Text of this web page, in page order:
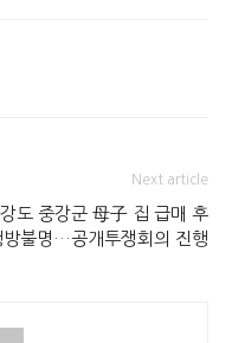
Next article
도 중강군 母子 집 급매 후
방불명…공개투쟁회의 진행